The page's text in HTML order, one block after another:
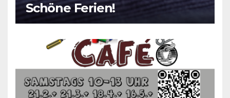
Schöne Ferien!